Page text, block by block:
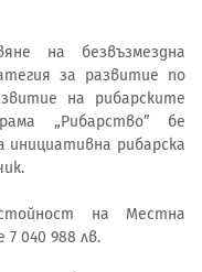
на безвъзмездна
за развитие по
на рибарските
„Рибарство” бе
рибарска
на Местна
7 040 988 лв.